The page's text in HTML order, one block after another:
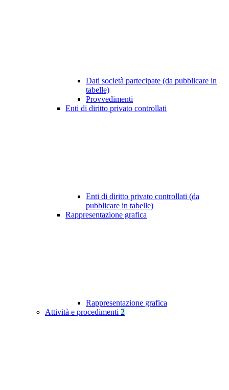
Dati società partecipate (da pubblicare in
tabelle)
Provvedimenti
Enti di diritto privato controllati
Enti di diritto privato controllati (da
pubblicare in tabelle)
Rappresentazione grafica
Rappresentazione grafica
Attività e procedimenti 2